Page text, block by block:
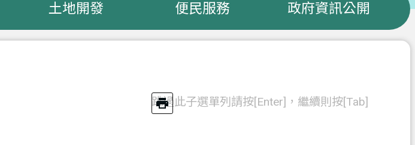
土地開發 便民服務 政府資訊公開
跳過此子選單列請按[Enter]，繼續則按[Tab]